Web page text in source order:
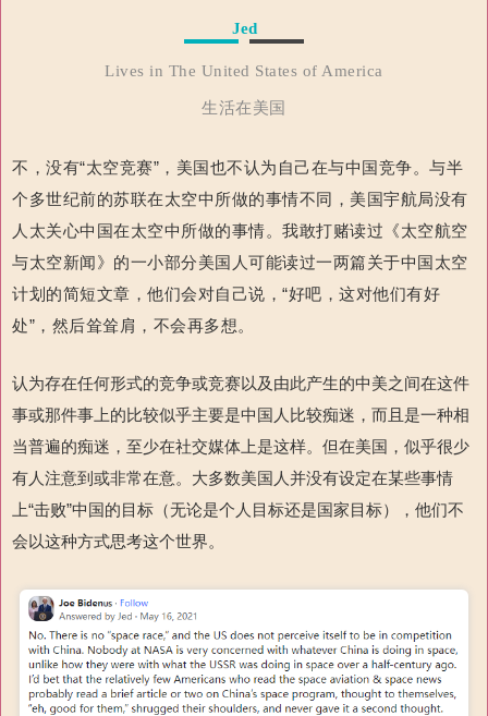
Jed
Lives in The United States of America
生活在美国
不，没有“太空竞赛”，美国也不认为自己在与中国竞争。与半
个多世纪前的苏联在太空中所做的事情不同，美国宇航局没有
人太关心中国在太空中所做的事情。我敢打赌读过《太空航空
与太空新闻》的一小部分美国人可能读过一两篇关于中国太空
计划的简短文章，他们会对自己说，“好吧，这对他们有好
处”，然后耸耸肩，不会再多想。
认为存在任何形式的竞争或竞赛以及由此产生的中美之间在这件
事或那件事上的比较似乎主要是中国人比较痴迷，而且是一种相
当普遍的痴迷，至少在社交媒体上是这样。但在美国，似乎很少
有人注意到或非常在意。大多数美国人并没有设定在某些事情
上“击败”中国的目标（无论是个人目标还是国家目标），他们不
会以这种方式思考这个世界。